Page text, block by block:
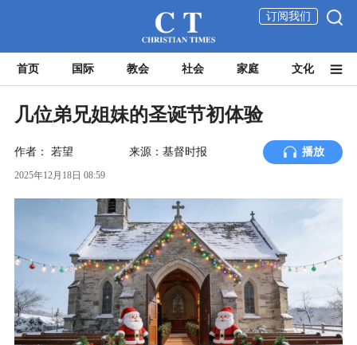
订阅我们
首页 国际 教会 社会 家庭 文化
几位弟兄姐妹的圣诞节初体验
作者： 若望 来源：基督时报 播放
2025年12月18日 08:59